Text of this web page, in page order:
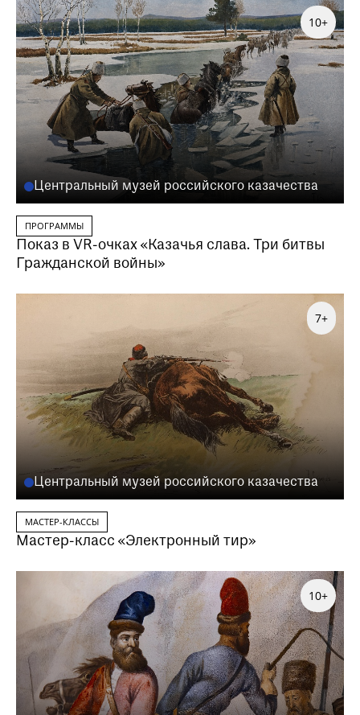
Заказать данную образовательную программу
можно по телефону
+7 (495) 692-37-31
visitor@shm.ru
Центральный музей российского казачества
10+
ПРОГРАММЫ
Показ в VR-очках «Казачья слава. Три битвы
Гражданской войны»
Центральный музей российского казачества
7+
МАСТЕР-КЛАССЫ
Мастер-класс «Электронный тир»
10+